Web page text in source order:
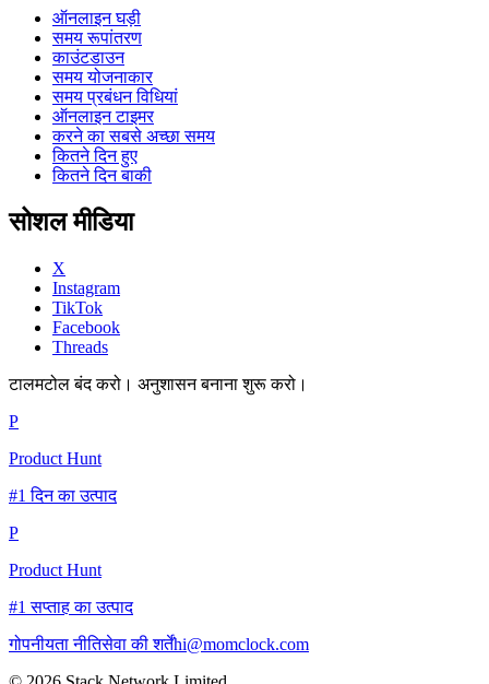
ऑनलाइन घड़ी
समय रूपांतरण
काउंटडाउन
समय योजनाकार
समय प्रबंधन विधियां
ऑनलाइन टाइमर
करने का सबसे अच्छा समय
कितने दिन हुए
कितने दिन बाकी
सोशल मीडिया
X
Instagram
TikTok
Facebook
Threads
टालमटोल बंद करो। अनुशासन बनाना शुरू करो।
P
Product Hunt
#1 दिन का उत्पाद
P
Product Hunt
#1 सप्ताह का उत्पाद
गोपनीयता नीतिसेवा की शर्तेंhi@momclock.com